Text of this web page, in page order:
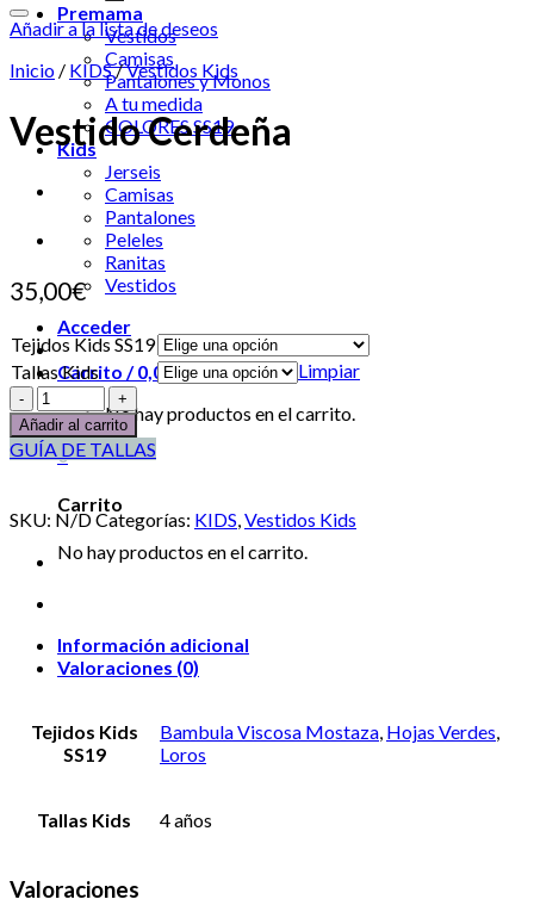
Premama
Vestidos
Camisas
Pantalones y Monos
A tu medida
COLORES SS19
Kids
Jerseis
Camisas
Pantalones
Peleles
Ranitas
Vestidos
Acceder
Carrito /0,00€0
No hay productos en el carrito.
0
Carrito
No hay productos en el carrito.
Añadir a la lista de deseos
Inicio / KIDS/Vestidos Kids
Vestido Cerdeña
35,00€
Tejidos Kids SS19
Tallas Kids
Limpiar
Añadir al carrito
GUÍA DE TALLAS
SKU: N/DCategorías: KIDS,Vestidos Kids
Información adicional
Valoraciones (0)
Tejidos Kids
SS19
Bambula Viscosa Mostaza, Hojas Verdes,
Loros
Tallas Kids 4 años
Valoraciones